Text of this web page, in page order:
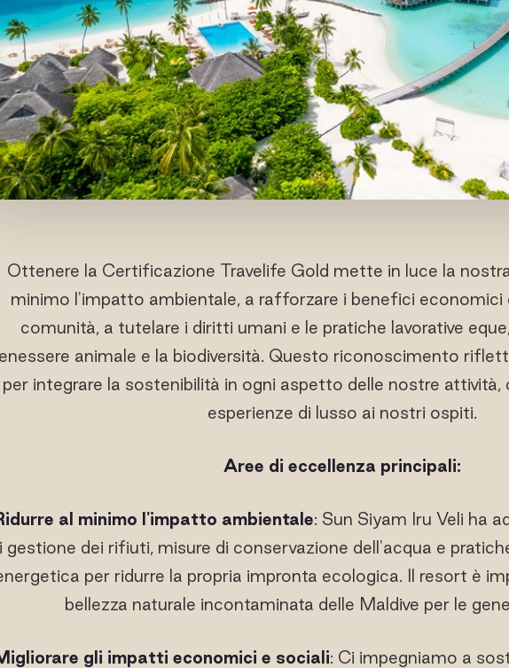
Ottenere la Certificazione Travelife Gold mette in luce la
minimo l'impatto ambientale, a rafforzare i benefici economici
comunità, a tutelare i diritti umani e le pratiche lavorative
animale e la biodiversità. Questo riconoscimento
per integrare la sostenibilità in ogni aspetto delle nostre
esperienze di lusso ai nostri ospiti.
Aree di eccellenza principali:
al minimo l'impatto ambientale: Sun Siyam Iru Veli ha
gestione dei rifiuti, misure di conservazione dell'acqua e
per ridurre la propria impronta ecologica. Il resort è
bellezza naturale incontaminata delle Maldive per le
gli impatti economici e sociali: Ci impegniamo a